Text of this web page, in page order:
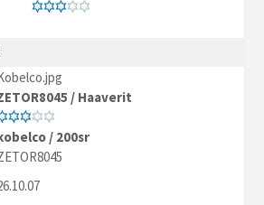
/ Haaverit
/ 200sr